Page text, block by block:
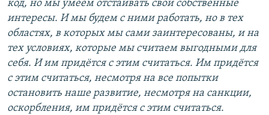
код, но мы умеем отстаивать свои собственные
интересы. И мы будем с ними работать, но в тех
областях, в которых мы сами заинтересованы, и на
тех условиях, которые мы считаем выгодными для
себя. И им придётся с этим считаться. Им придётся
с этим считаться, несмотря на все попытки
остановить наше развитие, несмотря на санкции,
оскорбления, им придётся с этим считаться.